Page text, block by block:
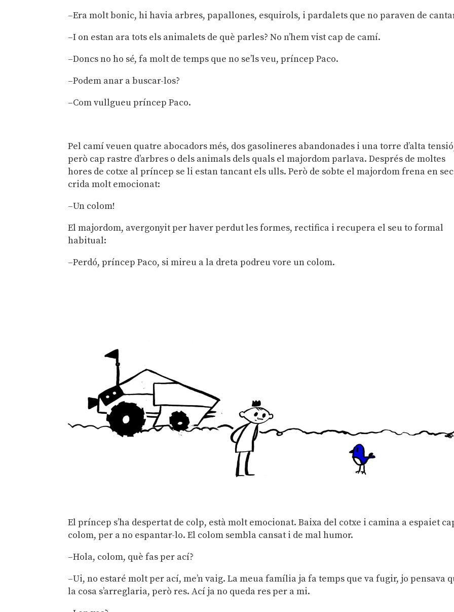
–Era molt bonic, hi havia arbres, papallones, esquirols, i pardalets que no paraven de
–I on estan ara tots els animalets de què parles? No n’hem vist cap de camí.
–Doncs no ho sé, fa molt de temps que no se’ls veu, príncep Paco.
–Podem anar a buscar-los?
–Com vullgueu príncep Paco.
Pel camí veuen quatre abocadors més, dos gasolineres abandonades i una torre d’alta
però cap rastre d’arbres o dels animals dels quals el majordom parlava. Després de moltes
hores de cotxe al príncep se li estan tancant els ulls. Però de sobte el majordom frena en
crida molt emocionat:
–Un colom!
El majordom, avergonyit per haver perdut les formes, rectifica i recupera el seu to formal
habitual:
–Perdó, príncep Paco, si mireu a la dreta podreu vore un colom.
El príncep s’ha despertat de colp, està molt emocionat. Baixa del cotxe i camina a espaiet
colom, per a no espantar-lo. El colom sembla cansat i de mal humor.
–Hola, colom, què fas per ací?
–Ui, no estaré molt per ací, me’n vaig. La meua família ja fa temps que va fugir, jo pensava
la cosa s’arreglaria, però res. Ací ja no queda res per a mi.